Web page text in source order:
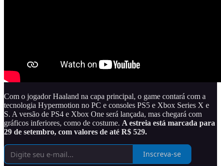
Com o jogador Haaland na capa principal, o game contará com a
tecnologia Hypermotion no PC e consoles PS5 e Xbox Series X e
S. A versão de PS4 e Xbox One será lançada, mas chegará com
gráficos inferiores, como de costume. A estreia está marcada para
29 de setembro, com valores de até R$ 529.
Inscreva-se